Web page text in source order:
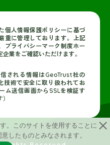
個人情報保護ポリシーに基づ
重に管理しております。上記
プライバシーマーク制度ホー
業をご確認いただけます。
される情報はGeoTrust社の
技術で安全に取り扱われてお
ム送信画面からSSLを検証す
。このサイトを使用することに
意したものとみなされます。